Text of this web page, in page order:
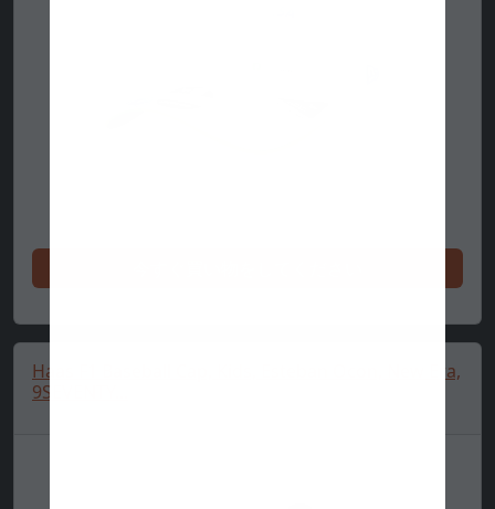
Haas F1 Baseball Cap, Kids, Esteban Ocon, New Era,
9SEVENTY...